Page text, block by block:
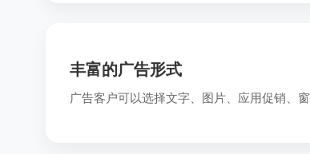
丰富的广告形式
广告客户可以选择文字、图片、应用促销、